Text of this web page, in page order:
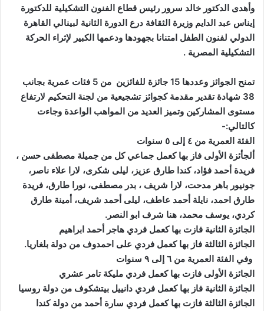
وأهدى الدكتور خالد سرور رئيس قطاع الفنون التشكيلية للدكتورة
إيناس عبد الدايم وزيرة الثقافة درع الدورة الثانية لبينالي القاهرة
الدولي لفنون الطفل امتنانا بجهودها ودعمها الكبير لإثراء الحركة
التشكيلية المصرية .
تمنح الجوائز وعددها 15 جائزة للفائزين من 5 فئات عمرية بجانب
38 شهادة تقدير مقدمة كجوائز تشجيعية من لجنة التحكيم لارتفاع
مستوى المشاركين وتميز العديد من المواهب الواعدة وجاءت
كالتالي:-
الفئة العمرية من ٤ إلى ٥ سنوات
ألجأئزة الأولى فاز بها كعمل جماعي كل من جميلة مصطفى حسن ،
فريدة أحمد فؤاد، كندا طارق عزيز، ليلى شكرى، لارا علاء ناصر،
جونيور باهر مدحت، لارا شريف ، بدر مصطفى، نورا طارق، فريدة
طارق احمد، نايلة أحمد عاطف، ليلى أحمد شريف، أمينة طارق
كردي، يوسف محمد، هنا شرف ابو النصر.
الجائزة الثانية فازت بها كعمل فردي هاجر أحمد ابراهيم
الجائزة الثالثة فاز بها كعمل فردي على احمدوف من دولة بلغاريا.
وفي الفئة العمرية من ٦ إلى ٩ سنوات
الجائزة الأولى فازت بها كعمل فردي مليكة تامر عشري
الجائزة الثانية فاز بها كعمل فردي دانييل بيتشكوف من دولة روسيا
الجائزة الثالثة فازت بها كعمل فردي سارة أحمد من دولة كندا